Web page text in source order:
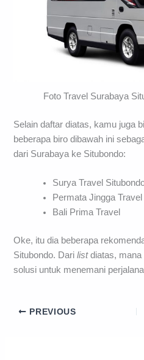
Foto Travel Surabaya
Selain daftar diatas, kamu juga
beberapa biro dibawah ini
dari Surabaya ke Situbondo:
Surya Travel
Permata Jingga Travel
Bali Prima Travel
Oke, itu dia beberapa
Situbondo. Darilistdiatas, mana
solusi untuk menemani
PREVIOUS